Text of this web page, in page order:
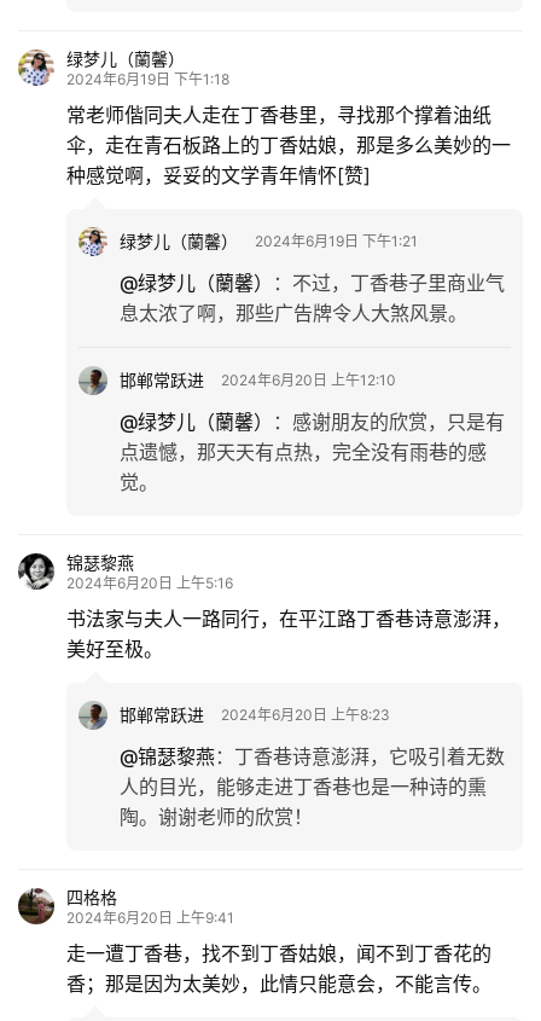
绿梦儿（蘭馨）
2024年6月19日 下午1:18
常老师偕同夫人走在丁香巷里，寻找那个撑着油纸
伞，走在青石板路上的丁香姑娘，那是多么美妙的一
种感觉啊，妥妥的文学青年情怀[赞]
绿梦儿（蘭馨） 2024年6月19日 下午1:21
@绿梦儿（蘭馨） ： 不过，丁香巷子里商业气
息太浓了啊，那些广告牌令人大煞风景。
邯郸常跃进 2024年6月20日 上午12:10
@绿梦儿（蘭馨） ： 感谢朋友的欣赏，只是有
点遗憾，那天天有点热，完全没有雨巷的感
觉。
锦瑟黎燕
2024年6月20日 上午5:16
书法家与夫人一路同行，在平江路丁香巷诗意澎湃，
美好至极。
邯郸常跃进 2024年6月20日 上午8:23
@锦瑟黎燕： 丁香巷诗意澎湃，它吸引着无数
人的目光，能够走进丁香巷也是一种诗的熏
陶。谢谢老师的欣赏！
四格格
2024年6月20日 上午9:41
走一遭丁香巷，找不到丁香姑娘，闻不到丁香花的
香；那是因为太美妙，此情只能意会，不能言传。